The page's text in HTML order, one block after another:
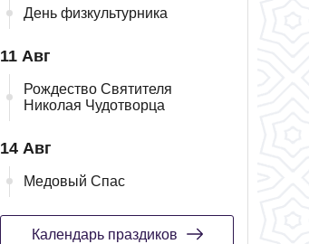
День физкультурника
11 Авг
Рождество Святителя
Николая Чудотворца
14 Авг
Медовый Спас
Календарь праздиков